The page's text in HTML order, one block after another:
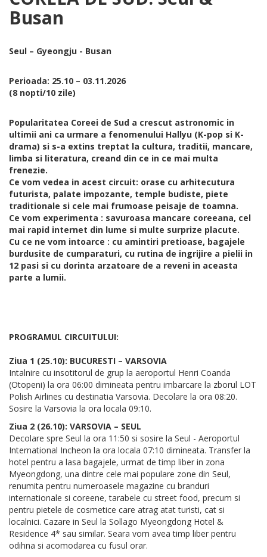
Busan
Seul – Gyeongju - Busan
Perioada: 25.10 – 03.11.2026
(8 nopti/10 zile)
Popularitatea Coreei de Sud a crescut astronomic in
ultimii ani ca urmare a fenomenului Hallyu (K-pop si K-
drama) si s-a extins treptat la cultura, traditii, mancare,
limba si literatura, creand din ce in ce mai multa
frenezie.
Ce vom vedea in acest circuit: orase cu arhitecutura
futurista, palate impozante, temple budiste, piete
traditionale si cele mai frumoase peisaje de toamna.
Ce vom experimenta : savuroasa mancare coreeana, cel
mai rapid internet din lume si multe surprize placute.
Cu ce ne vom intoarce : cu amintiri pretioase, bagajele
burdusite de cumparaturi, cu rutina de ingrijire a pielii in
12 pasi si cu dorinta arzatoare de a reveni in aceasta
parte a lumii.
PROGRAMUL CIRCUITULUI:
Ziua 1 (25.10): BUCURESTI – VARSOVIA
Intalnire cu insotitorul de grup la aeroportul Henri Coanda
(Otopeni) la ora 06:00 dimineata pentru imbarcare la zborul LOT
Polish Airlines cu destinatia Varsovia. Decolare la ora 08:20.
Sosire la Varsovia la ora locala 09:10.
Ziua 2 (26.10): VARSOVIA – SEUL
Decolare spre Seul la ora 11:50 si sosire la Seul - Aeroportul
International Incheon la ora locala 07:10 dimineata. Transfer la
hotel pentru a lasa bagajele, urmat de timp liber in zona
Myeongdong, una dintre cele mai populare zone din Seul,
renumita pentru numeroasele magazine cu branduri
internationale si coreene, tarabele cu street food, precum si
pentru pietele de cosmetice care atrag atat turisti, cat si
localnici. Cazare in Seul la Sollago Myeongdong Hotel &
Residence 4* sau similar. Seara vom avea timp liber pentru
odihna si acomodarea cu fusul orar.